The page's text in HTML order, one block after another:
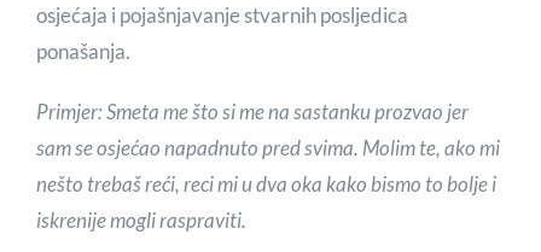
osjećaja i pojašnjavanje stvarnih posljedica
ponašanja.
Primjer: Smeta me što si me na sastanku prozvao jer
sam se osjećao napadnuto pred svima. Molim te, ako mi
nešto trebaš reći, reci mi u dva oka kako bismo to bolje i
iskrenije mogli raspraviti.